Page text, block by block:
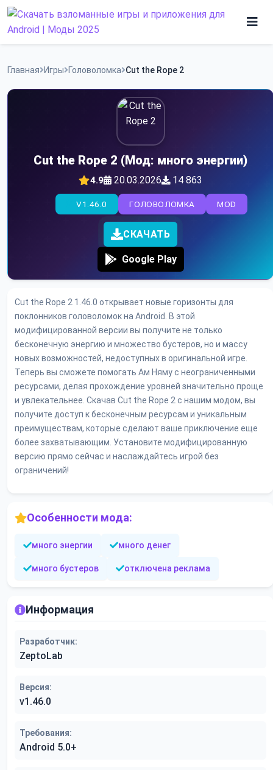
Skip
Программы
Главная Игры Головоломка Cut the Rope 2
Cut the Rope 2 (Мод: много энергии)
4.9 20.03.2026 14 863
MOD
ГОЛОВОЛОМКА
V1.46.0
СКАЧАТЬ
Google Play
Cut the Rope 2 1.46.0 открывает новые горизонты для
поклонников головоломок на Android. В этой
модифицированной версии вы получите не только
бесконечную энергию и множество бустеров, но и массу
новых возможностей, недоступных в оригинальной игре.
Теперь вы сможете помогать Ам Няму с неограниченными
ресурсами, делая прохождение уровней значительно проще
и увлекательнее. Скачав Cut the Rope 2 с нашим модом, вы
получите доступ к бесконечным ресурсам и уникальным
преимуществам, которые сделают ваше приключение еще
более захватывающим. Установите модифицированную
версию прямо сейчас и наслаждайтесь игрой без
ограничений!
Особенности мода:
много энергии много денег
много бустеров отключена реклама
Информация
Разработчик:
ZeptoLab
Версия:
v1.46.0
Требования:
Android 5.0+